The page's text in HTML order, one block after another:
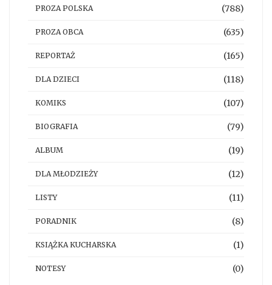
PROZA POLSKA (788)
PROZA OBCA (635)
REPORTAŻ (165)
DLA DZIECI (118)
KOMIKS (107)
BIOGRAFIA (79)
ALBUM (19)
DLA MŁODZIEŻY (12)
LISTY (11)
PORADNIK (8)
KSIĄŻKA KUCHARSKA (1)
NOTESY (0)